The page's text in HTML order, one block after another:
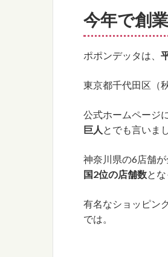
今年で創
ポポンデッタは、
東京都千代田区（
公式ホームページ
巨人 とでも言いま
神奈川県の6店舗が
国2位の店舗数とな
有名なショッピン
では。